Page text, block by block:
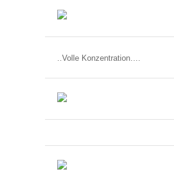
..Volle Konzentration….